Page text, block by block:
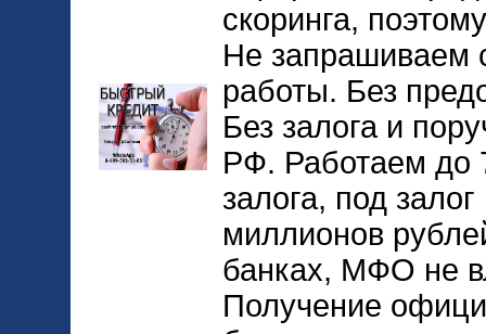
скоринга,
Не запрашиваем
работы. Без
Без залога и
РФ. Работаем до
залога, под
миллионов
банках, МФО не
Получение